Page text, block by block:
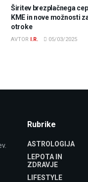
Širitev brezplačnega
KME in nove možnosti
otroke
AVTOR I.R. 05/03/2025
Rubrike
ASTROLOGIJA
LEPOTA IN
ZDRAVJE
LIFESTYLE